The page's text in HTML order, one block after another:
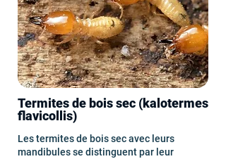
Termites de bois sec (kalotermes
flavicollis)
Les termites de bois sec avec leurs
mandibules se distinguent par leur